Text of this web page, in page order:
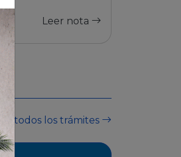
Leer nota
Ver todos los trámites